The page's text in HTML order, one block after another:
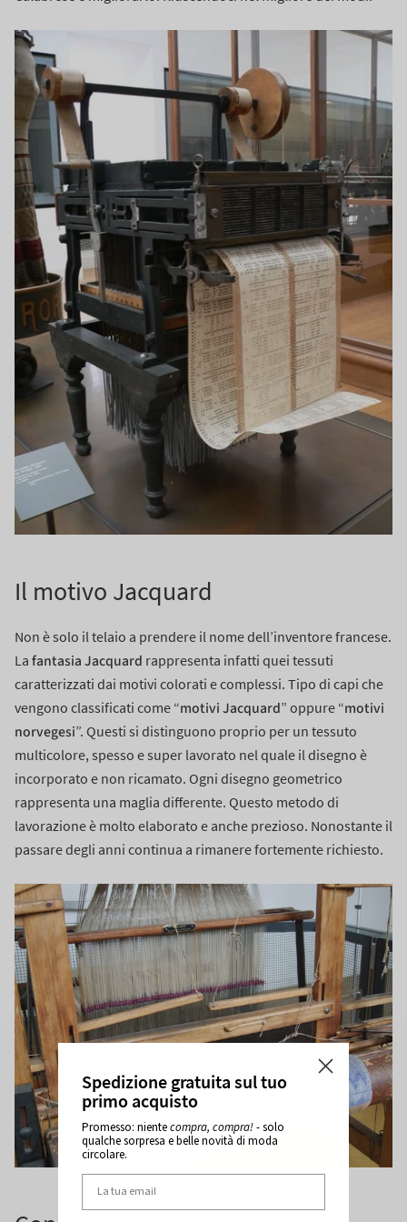
Il motivo Jacquard
Non è solo il telaio a prendere il nome dell’inventore francese.
La fantasia Jacquard rappresenta infatti quei tessuti
caratterizzati dai motivi colorati e complessi. Tipo di capi che
vengono classificati come “motivi Jacquard” oppure “motivi
norvegesi”. Questi si distinguono proprio per un tessuto
multicolore, spesso e super lavorato nel quale il disegno è
incorporato e non ricamato. Ogni disegno geometrico
rappresenta una maglia differente. Questo metodo di
lavorazione è molto elaborato e anche prezioso. Nonostante il
passare degli anni continua a rimanere fortemente richiesto.
Spedizione gratuita sul tuo
primo acquisto
Promesso: nientecompra, compra!- solo
qualche sorpresa e belle novità di moda
circolare.